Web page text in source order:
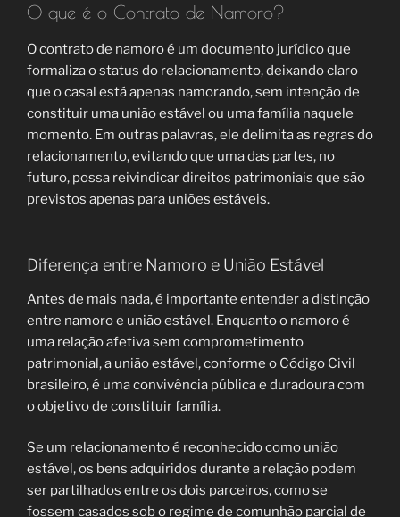
O que é o Contrato de Namoro?
O contrato de namoro é um documento jurídico que
formaliza o status do relacionamento, deixando claro
que o casal está apenas namorando, sem intenção de
constituir uma união estável ou uma família naquele
momento. Em outras palavras, ele delimita as regras do
relacionamento, evitando que uma das partes, no
futuro, possa reivindicar direitos patrimoniais que são
previstos apenas para uniões estáveis.
Diferença entre Namoro e União Estável
Antes de mais nada, é importante entender a distinção
entre namoro e união estável. Enquanto o namoro é
uma relação afetiva sem comprometimento
patrimonial, a união estável, conforme o Código Civil
brasileiro, é uma convivência pública e duradoura com
o objetivo de constituir família.
Se um relacionamento é reconhecido como união
estável, os bens adquiridos durante a relação podem
ser partilhados entre os dois parceiros, como se
fossem casados sob o regime de comunhão parcial de